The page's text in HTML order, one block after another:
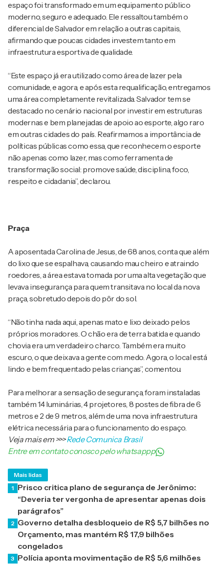
espaço foi transformado em um equipamento público
moderno, seguro e adequado. Ele ressaltou também o
diferencial de Salvador em relação a outras capitais,
afirmando que poucas cidades investem tanto em
infraestrutura esportiva de qualidade.
“Este espaço já era utilizado como área de lazer pela
comunidade, e agora, e após esta requalificação, entregamos
uma área completamente revitalizada. Salvador tem se
destacado no cenário nacional por investir em estruturas
modernas e bem planejadas de apoio ao esporte, algo raro
em outras cidades do país. Reafirmamos a importância de
políticas públicas como essa, que reconhecem o esporte
não apenas como lazer, mas como ferramenta de
transformação social: promove saúde, disciplina, foco,
respeito e cidadania”, declarou.
Praça
A aposentada Carolina de Jesus, de 68 anos, conta que além
do lixo que se espalhava, causando mau cheiro e atraindo
roedores, a área estava tomada por uma alta vegetação que
levava insegurança para quem transitava no local da nova
praça, sobretudo depois do pôr do sol.
“Não tinha nada aqui, apenas mato e lixo deixado pelos
próprios moradores. O chão era de terra batida e quando
chovia era um verdadeiro charco. Também era muito
escuro, o que deixava a gente com medo. Agora, o local está
lindo e bem frequentado pelas crianças”, comentou.
Para melhorar a sensação de segurança, foram instaladas
também 14 luminárias, 4 projetores, 8 postes de fibra de 6
metros e 2 de 9 metros, além de uma nova infraestrutura
elétrica necessária para o funcionamento do espaço.
Veja mais em>>>Rede Comunica Brasil
Entre em contato conosco pelo whatsappp
Mais lidas
1 Prisco critica plano de segurança de Jerônimo:
“Deveria ter vergonha de apresentar apenas dois
parágrafos”
2 Governo detalha desbloqueio de R$ 5,7 bilhões no
Orçamento, mas mantém R$ 17,9 bilhões
congelados
3 Polícia aponta movimentação de R$ 5,6 milhões